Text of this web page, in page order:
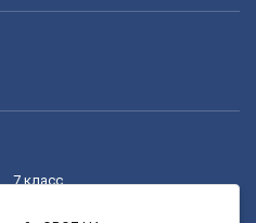
7 класс